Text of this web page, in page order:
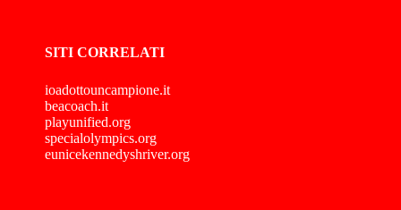
SITI CORRELATI
ioadottouncampione.it
beacoach.it
playunified.org
specialolympics.org
eunicekennedyshriver.org